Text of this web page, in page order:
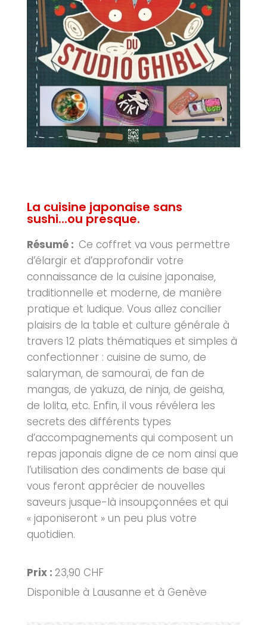
La cuisine japonaise sans
sushi...ou presque.
Résumé : Ce coffret va vous permettre
d’élargir et d’approfondir votre
connaissance de la cuisine japonaise,
traditionnelle et moderne, de manière
pratique et ludique. Vous allez concilier
plaisirs de la table et culture générale à
travers 12 plats thématiques et simples à
confectionner : cuisine de sumo, de
salaryman, de samouraï, de fan de
mangas, de yakuza, de ninja, de geisha,
de lolita, etc. Enfin, il vous révélera les
secrets des différents types
d’accompagnements qui composent un
repas japonais digne de ce nom ainsi que
l’utilisation des condiments de base qui
vous feront apprécier de nouvelles
saveurs jusque-là insoupçonnées et qui
« japoniseront » un peu plus votre
quotidien.
Prix : 23,90 CHF
Disponible à Lausanne et à Genève